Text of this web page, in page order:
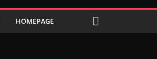
HOMEPAGE